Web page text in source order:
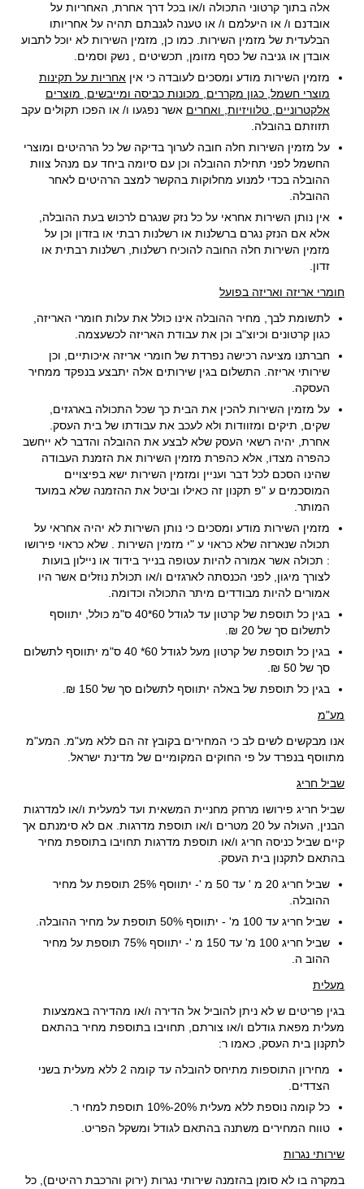
אלה בתוך קרטוני התכולה ו/או בכל דרך אחרת, האחריות על
אובדנם ו/ או היעלמם ו/ או טענה לגנבתם תהיה על אחריותו
הבלעדית של מזמין השירות. כמו כן, מזמין השירות לא יוכל לתבוע
אובדן או גניבה של כסף מזומן, תכשיטים , נשק וסמים.
מזמין השירות מודע ומסכים לעובדה כי אין אחריות על תקינות
מוצרי חשמל, כגון מקררים, מכונות כביסה ומייבשים, מוצרים
אלקטרוניים, טלוויזיות, ואחרים אשר נפגעו ו/ או הפכו תקולים עקב
תזוזתם בהובלה.
על מזמין השירות חלה חובה לערוך בדיקה של כל הרהיטים ומוצרי
החשמל לפני תחילת ההובלה וכן עם סיומה ביחד עם מנהל צוות
ההובלה בכדי למנוע מחלוקות בהקשר למצב הרהיטים לאחר
ההובלה.
אין נותן השירות אחראי על כל נזק שנגרם לרכוש בעת ההובלה,
אלא אם הנזק נגרם ברשלנות או רשלנות רבתי או בזדון וכן על
מזמין השירות חלה החובה להוכיח רשלנות, רשלנות רבתית או
זדון.
חומרי אריזה ואריזה בפועל
לתשומת לבך, מחיר ההובלה אינו כולל את עלות חומרי האריזה,
כגון קרטונים וכיוצ"ב וכן את עבודת האריזה לכשעצמה.
חברתנו מציעה רכישה נפרדת של חומרי אריזה איכותיים, וכן
שירותי אריזה. התשלום בגין שירותים אלה יתבצע בנפקד ממחיר
העסקה.
על מזמין השירות להכין את הבית כך שכל התכולה בארגזים,
שקים, תיקים ומזוודות ולא לעכב את עבודתו של בית העסק.
אחרת, יהיה רשאי העסק שלא לבצע את ההובלה והדבר לא ייחשב
כהפרה מצדו, אלא כהפרת מזמין השירות את הזמנת העבודה
שהינו הסכם לכל דבר ועניין ומזמין השירות ישא בפיצויים
המוסכמים ע "פ תקנון זה כאילו וביטל את ההזמנה שלא במועד
המותר.
מזמין השירות מודע ומסכים כי נותן השירות לא יהיה אחראי על
תכולה שנארזה שלא כראוי ע "י מזמין השירות . שלא כראוי פירושו
: תכולה אשר אמורה להיות עטופה בנייר בידוד או ניילון בועות
לצורך מיגון, לפני הכנסתה לארגזים ו/או תכולת נוזלים אשר היו
אמורים להיות מבודדים מיתר התכולה וכדומה.
בגין כל תוספת של קרטון עד לגודל 60*40 ס"מ
כולל, יתווסף
לתשלום סך של 20
₪
בגין כל תוספת של קרטון מעל לגודל 60* 40 ס"מ
יתווסף לתשלום
סך של 50
₪
בגין כל תוספת של באלה יתווסף לתשלום סך של 150
₪
מע"מ
אנו מבקשים לשים לב כי המחירים בקובץ זה הם ללא מע"מ. המע"מ
מתווסף בנפרד על פי החוקים המקומיים של מדינת ישראל.
שביל חריג
שביל חריג פירושו מרחק מחניית המשאית ועד למעלית ו/או למדרגות
הבנין, העולה על 20 מטרים ו/או תוספת מדרגות. אם לא סימנתם אך
קיים שביל כניסה חריג ו/או תוספת מדרגות תחויבו בתוספת מחיר
בהתאם לתקנון בית העסק.
שביל חריג 20 מ ' עד 50 מ '- יתווסף 25% תוספת על מחיר
ההובלה.
שביל חריג עד 100 מ' - יתווסף 50% תוספת על מחיר ההובלה.
שביל חריג 100 מ' עד 150 מ '- יתווסף 75% תוספת על מחיר
ההוב ה.
מעלית
בגין פריטים ש לא ניתן להוביל אל הדירה ו/או מהדירה באמצעות
מעלית מפאת גודלם ו/או צורתם, תחויבו בתוספת מחיר בהתאם
לתקנון בית העסק, כאמו ר:
מחירון התוספות מתיחס להובלה עד קומה 2 ללא מעלית בשני
הצדדים.
כל קומה נוספת ללא מעלית 20%-10% תוספת למחי ר.
טווח המחירים משתנה בהתאם לגודל ומשקל הפריט.
שירותי נגרות
במקרה בו לא סומן בהזמנה שירותי נגרות (ירוק והרכבת רהיטים), כל